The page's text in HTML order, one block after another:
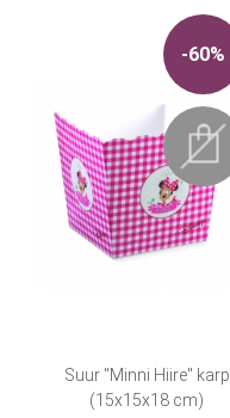
-60%
Suur "Minni Hiire" karp
(15x15x18 cm)